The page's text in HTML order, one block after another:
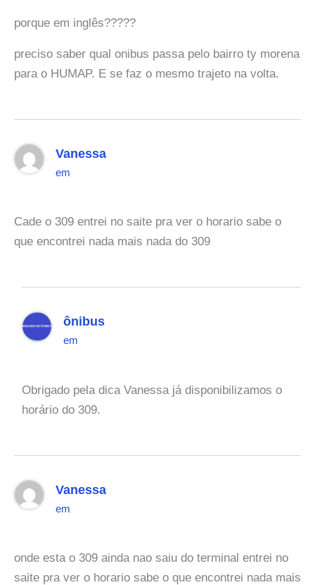
porque em inglês?????
preciso saber qual onibus passa pelo bairro ty morena
para o HUMAP. E se faz o mesmo trajeto na volta.
Vanessa
em
Cade o 309 entrei no saite pra ver o horario sabe o
que encontrei nada mais nada do 309
ônibus
em
Obrigado pela dica Vanessa já disponibilizamos o
horário do 309.
Vanessa
em
onde esta o 309 ainda nao saiu do terminal entrei no
saite pra ver o horario sabe o que encontrei nada mais